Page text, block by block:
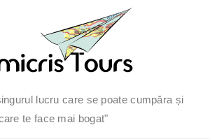
lucru care se poate cumpăra și
te face mai bogat"